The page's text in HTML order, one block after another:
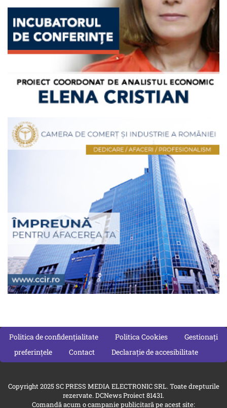
Politica de confidențialitate Politica Cookies
Gestionați
preferințele
Contact Declarație de accesibilitate
Copyright 2025 SC PRESS MEDIA ELECTRONIC SRL. Toate drepturile
rezervate. DCNews Proiect 81431.
Comandă acum o campanie publicitară pe acest site: